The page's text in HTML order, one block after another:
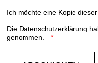
Ich möchte eine Kopie
Die Datenschutzerklärung
genommen.